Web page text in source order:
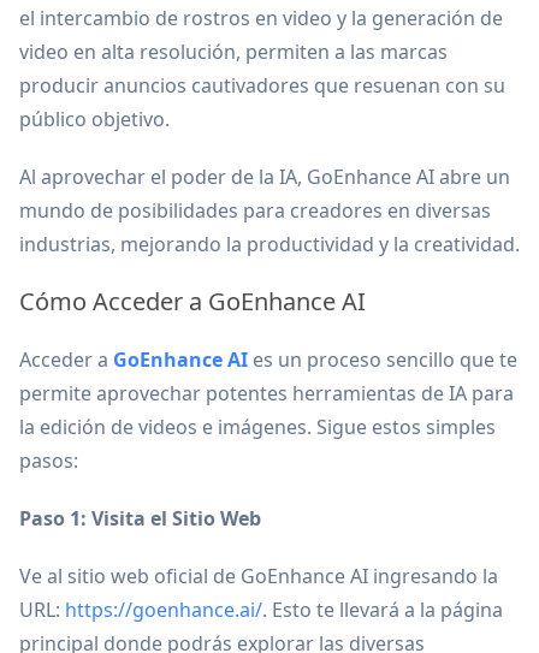
el intercambio de rostros en video y la generación de
video en alta resolución, permiten a las marcas
producir anuncios cautivadores que resuenan con su
público objetivo.
Al aprovechar el poder de la IA, GoEnhance AI abre un
mundo de posibilidades para creadores en diversas
industrias, mejorando la productividad y la creatividad.
Cómo Acceder a GoEnhance AI
Acceder a GoEnhance AI es un proceso sencillo que te
permite aprovechar potentes herramientas de IA para
la edición de videos e imágenes. Sigue estos simples
pasos:
Paso 1: Visita el Sitio Web
Ve al sitio web oficial de GoEnhance AI ingresando la
URL: https://goenhance.ai/. Esto te llevará a la página
principal donde podrás explorar las diversas